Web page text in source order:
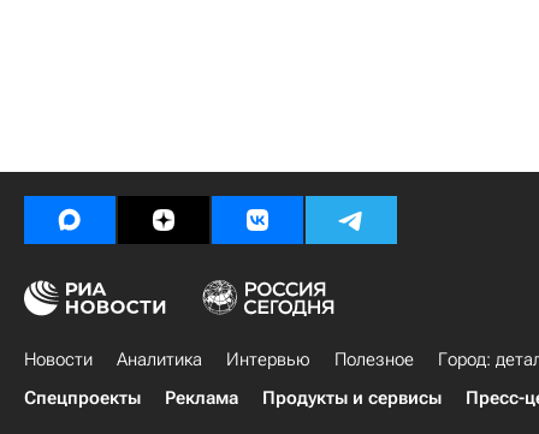
Новости Аналитика Интервью Полезное
Город:
Спецпроекты
Реклама Продукты и сервисы Пресс-